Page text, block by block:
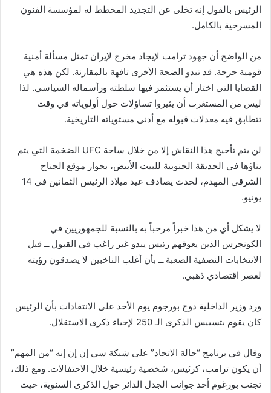
الرئيس بالقول إنه تخلى عن التجديد المخطط له لمؤسسة الفنون
المسرحية بالكامل.
من الواضح أن جهود ترامب لإيجاد مخرج لإيران تمثل مسألة أمنية
قومية حرجة. قد تبدو الضجة الأخرى تافهة بالمقارنة. لكن هذه هي
القضايا التي اختار أن يستثمر فيها سلطته ورأسماله السياسي. لذا
ليس من المستغرب أن يثيروا تساؤلات حول أولوياته في وقت
تتطابق فيه معدلات قبوله مع أدنى مستوياته التاريخية.
لن يتم تأجيج هذا النقاش إلا من خلال ساحة UFC الضخمة التي يتم
بناؤها في الحديقة الجنوبية للبيت الأبيض، بجوار موقع الجناح
الشرقي المهدم، لحدث يصادف عيد ميلاد الرئيس الثمانين في 14
يونيو.
لا يشكل أي من هذا خبراً مرحباً به بالنسبة للجمهوريين في
الكونجرس الذين يعوقهم رئيس يبدو غير راغب في القبول ــ قبل
الانتخابات النصفية الصعبة ــ بأن أغلب الناخبين لا يصدقون رؤيته
لعصر اقتصادي ذهبي.
ورد وزير الداخلية دوج بورجوم يوم الأحد على الانتقادات بأن الرئيس
كان يقوم بتسييس الذكرى الـ 250 لإحياء ذكرى الاستقلال.
وقال في برنامج “حالة الاتحاد” على شبكة سي إن إن إنه “من المهم”
أن يكون ترامب، كرئيس، شخصية رئيسية خلال الاحتفالات. ومع ذلك،
تجنب بورغوم أحد جوانب الجدل الدائر حول الذكرى السنوية، حيث